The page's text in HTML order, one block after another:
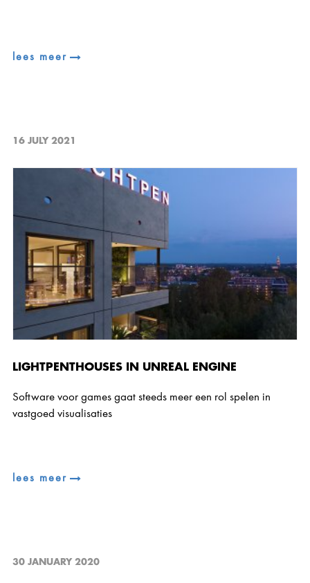
lees meer
16 JULY 2021
LIGHTPENTHOUSES IN UNREAL ENGINE
Software voor games gaat steeds meer een rol spelen in
vastgoed visualisaties
lees meer
30 JANUARY 2020